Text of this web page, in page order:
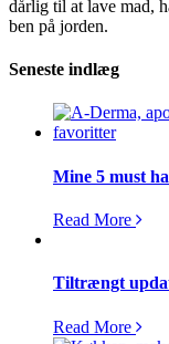
dårlig til at lave mad,
ben på jorden.
Seneste indlæg
Mine 5 must
Read More
Tiltrængt
Read More